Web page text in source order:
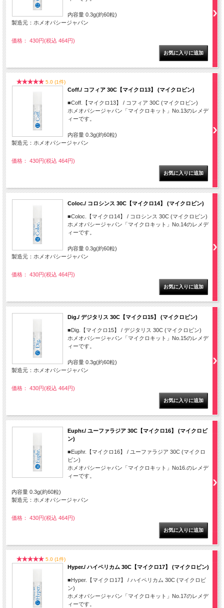
内容量 0.3g(約60粒)
製造元：ホメオパシージャパン
価格： 430円(税込 464円)
5.0 (1件)
Coff./ コフィア 30C【マイクロ13】 (マイクロビン)
■Coff.【マイクロ13】 / コフィア 30C (マイクロビン)
ホメオパシージャパン「マイクロキット」No.13のレメデ
ィーです。
内容量 0.3g(約60粒)
製造元：ホメオパシージャパン
価格： 430円(税込 464円)
Coloc./ コロシンス 30C【マイクロ14】 (マイクロビン)
■Coloc.【マイクロ14】 / コロシンス 30C (マイクロビン)
ホメオパシージャパン「マイクロキット」No.14のレメデ
ィーです。
内容量 0.3g(約60粒)
製造元：ホメオパシージャパン
価格： 430円(税込 464円)
Dig./ デジタリス 30C【マイクロ15】 (マイクロビン)
■Dig.【マイクロ15】 / デジタリス 30C (マイクロビン)
ホメオパシージャパン「マイクロキット」No.15のレメデ
ィーです。
内容量 0.3g(約60粒)
製造元：ホメオパシージャパン
価格： 430円(税込 464円)
Euphr./ ユーファラジア 30C【マイクロ16】 (マイクロビ
ン)
■Euphr.【マイクロ16】 / ユーファラジア 30C (マイクロ
ビン)
ホメオパシージャパン「マイクロキット」No16.のレメデ
ィーです。
内容量 0.3g(約60粒)
製造元：ホメオパシージャパン
価格： 430円(税込 464円)
5.0 (1件)
Hyper./ ハイペリカム 30C【マイクロ17】 (マイクロビン)
■Hyper.【マイクロ17】 / ハイペリカム 30C (マイクロビ
ン)
ホメオパシージャパン「マイクロキット」No.17のレメデ
ィーです。